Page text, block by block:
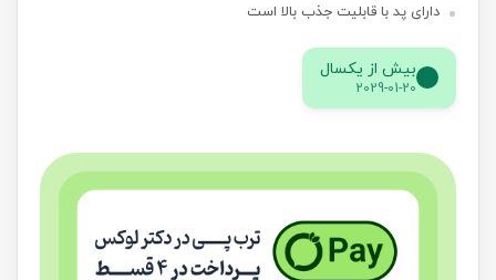
دارای پد با قابلیت جذب بالا است
بیش از یکسال
2029-01-20